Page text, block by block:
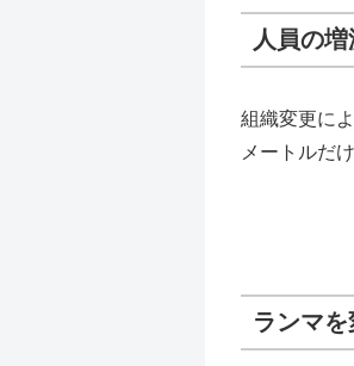
人員の
組織変更に
メートルだ
ランマ